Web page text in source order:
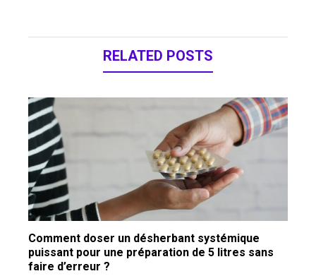
RELATED POSTS
Comment doser un désherbant systémique
puissant pour une préparation de 5 litres sans
faire d’erreur ?